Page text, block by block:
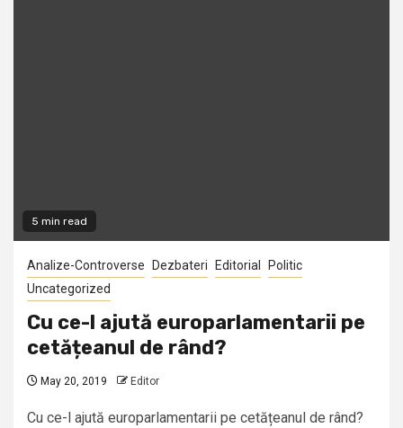
5 min read
Analize-Controverse Dezbateri Editorial
Politic
Uncategorized
Cu ce-l ajută europarlamentarii pe
cetățeanul de rând?
May 20, 2019 Editor
Cu ce-l ajută europarlamentarii pe cetățeanul de rând?